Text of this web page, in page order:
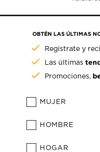
OBTÉN LAS ÚLTIMAS
Regístrate y
Las últimas
Promociones,
MUJER
HOMBRE
HOGAR